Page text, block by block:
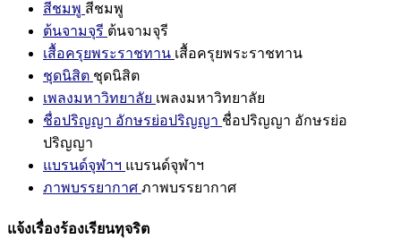
สีชมพู สีชมพู
ต้นจามจุรี ต้นจามจุรี
เสื้อครุยพระราชทาน เสื้อครุยพระราชทาน
ชุดนิสิต ชุดนิสิต
เพลงมหาวิทยาลัย เพลงมหาวิทยาลัย
ชื่อปริญญา อักษรย่อปริญญา ชื่อปริญญา อักษรย่อ
ปริญญา
แบรนด์จุฬาฯ แบรนด์จุฬาฯ
ภาพบรรยากาศ ภาพบรรยากาศ
แจ้งเรื่องร้องเรียนทุจริต